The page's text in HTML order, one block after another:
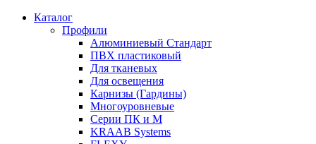
Каталог
Профили
Алюминиевый Стандарт
ПВХ пластиковый
Для тканевых
Для освещения
Карнизы (Гардины)
Многоуровневые
Серии ПК и М
KRAAB Systems